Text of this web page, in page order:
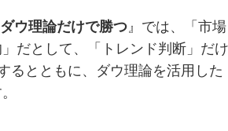
ウ理論だけで勝つ 』では、「市場
だとして、「トレンド判断」だけ
るとともに、ダウ理論を活用した